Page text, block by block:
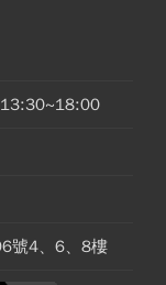
號4、6、8樓